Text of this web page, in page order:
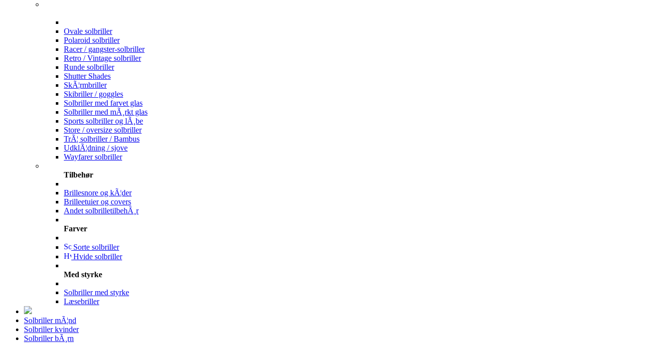
Ovale solbriller
Polaroid solbriller
Racer / gangster-solbriller
Retro / Vintage solbriller
Runde solbriller
Shutter Shades
SkÃ¦rmbriller
Skibriller / goggles
Solbriller med farvet glas
Solbriller med mÃ¸rkt glas
Sports solbriller og lÃ¸be
Store / oversize solbriller
TrÃ¦ solbriller / Bambus
UdklÃ¦dning / sjove
Wayfarer solbriller
Tilbehør
Brillesnore og kÃ¦der
Brilleetuier og covers
Andet solbrilletilbehÃ¸r
Farver
Sorte solbriller
Hvide solbriller
Med styrke
Solbriller med styrke
Læsebriller
Solbriller mÃ¦nd
Solbriller kvinder
Solbriller bÃ¸rn